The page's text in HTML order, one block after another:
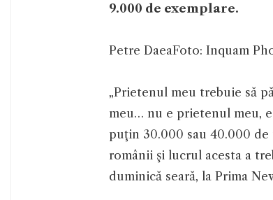
9.000 de exemplare.
Petre DaeaFoto: Inquam
„Prietenul meu trebuie să
meu… nu e prietenul meu,
puţin 30.000 sau 40.000
românii şi lucrul acesta a
duminică seară, la Prima